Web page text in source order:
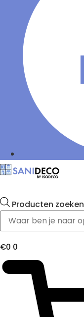
Producten zoeken
€0 0